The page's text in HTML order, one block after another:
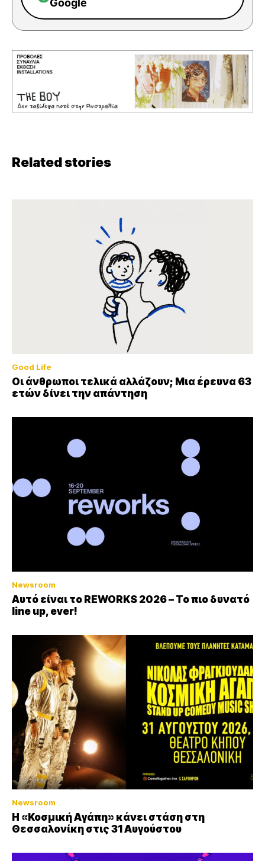
Google
Related stories
Good Life
Οι άνθρωποι τελικά αλλάζουν; Μια έρευνα 63
ετών δίνει την απάντηση
Newsroom
Αυτό είναι το REWORKS 2026 – Το πιο δυνατό
line up, ever!
Newsroom
Η «Κοσμική Αγάπη» κάνει στάση στη
Θεσσαλονίκη στις 31 Αυγούστου